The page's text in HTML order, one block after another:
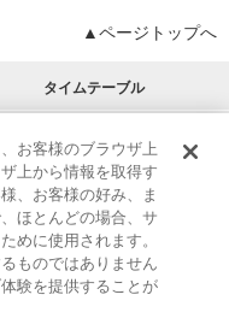
▲ページトップへ
タイムテーブル
チャート
リクエスト
ント&ご招待
は？ | サポート
| クッキーの詳細
お客様のブラウザ上
上から情報を取得す
、お客様の好み、ま
ほとんどの場合、サ
めに使用されます。
ものではありません
験を提供することが